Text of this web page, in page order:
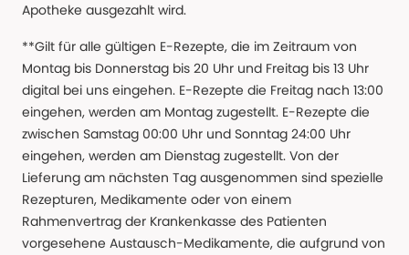
Apotheke ausgezahlt wird.
**Gilt für alle gültigen E-Rezepte, die im Zeitraum von
Montag bis Donnerstag bis 20 Uhr und Freitag bis 13 Uhr
digital bei uns eingehen. E-Rezepte die Freitag nach 13:00
eingehen, werden am Montag zugestellt. E-Rezepte die
zwischen Samstag 00:00 Uhr und Sonntag 24:00 Uhr
eingehen, werden am Dienstag zugestellt. Von der
Lieferung am nächsten Tag ausgenommen sind spezielle
Rezepturen, Medikamente oder von einem
Rahmenvertrag der Krankenkasse des Patienten
vorgesehene Austausch-Medikamente, die aufgrund von